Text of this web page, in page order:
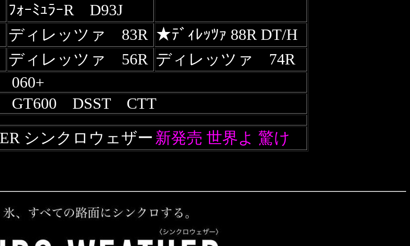
ﾌｫｰﾐｭﾗｰR D93J
ディレッツァ 83R ★ﾃﾞｨﾚｯﾂｧ 88R DT/H
ディレッツァ 56R ディレッツァ 74R
DSST CTT
シンクロウェザー 新発売 世界よ 驚け